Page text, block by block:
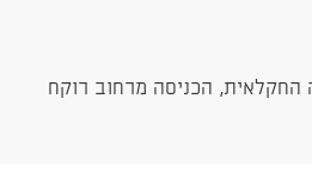
החקלאית, הכניסה מרחוב רוקח